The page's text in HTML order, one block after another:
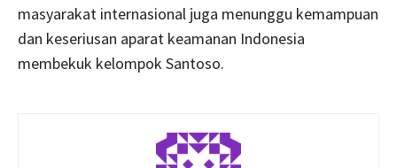
masyarakat internasional juga menunggu kemampuan
dan keseriusan aparat keamanan Indonesia
membekuk kelompok Santoso.